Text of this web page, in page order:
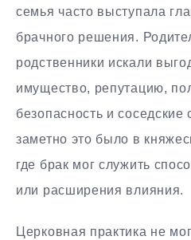
семья часто выступала
брачного решения.
родственники искали
имущество, репутацию,
безопасность и
заметно это было в
где брак мог служить
или расширения влияния.
Церковная практика не